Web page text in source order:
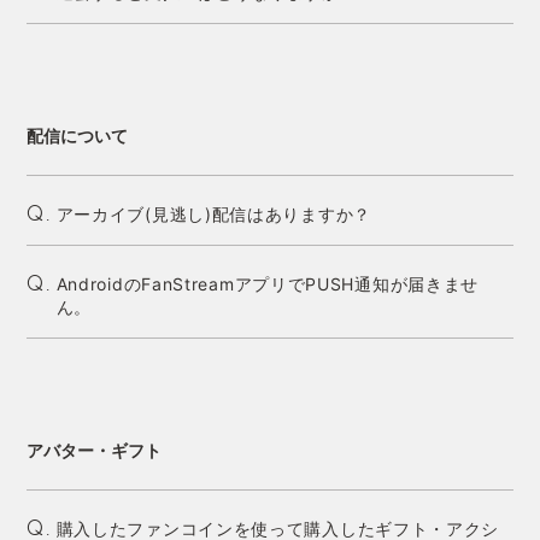
配信について
Q. アーカイブ(見逃し)配信はありますか？
Q. AndroidのFanStreamアプリでPUSH通知が届きませ
ん。
アバター・ギフト
Q. 購入したファンコインを使って購入したギフト・アクシ